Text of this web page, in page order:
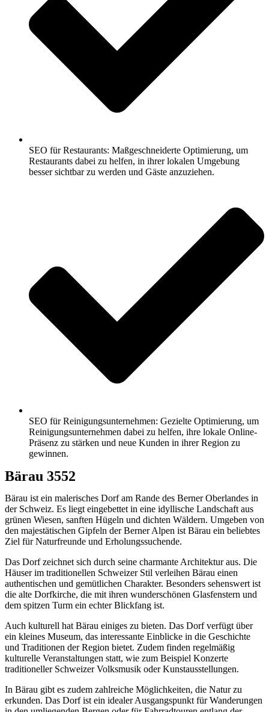
SEO für Restaurants: Maßgeschneiderte Optimierung, um
Restaurants dabei zu helfen, in ihrer lokalen Umgebung
besser sichtbar zu werden und Gäste anzuziehen.
SEO für Reinigungsunternehmen: Gezielte Optimierung, um
Reinigungsunternehmen dabei zu helfen, ihre lokale Online-
Präsenz zu stärken und neue Kunden in ihrer Region zu
gewinnen.
Bärau 3552
Bärau ist ein malerisches Dorf am Rande des Berner Oberlandes in
der Schweiz. Es liegt eingebettet in eine idyllische Landschaft aus
grünen Wiesen, sanften Hügeln und dichten Wäldern. Umgeben von
den majestätischen Gipfeln der Berner Alpen ist Bärau ein beliebtes
Ziel für Naturfreunde und Erholungssuchende.
Das Dorf zeichnet sich durch seine charmante Architektur aus. Die
Häuser im traditionellen Schweizer Stil verleihen Bärau einen
authentischen und gemütlichen Charakter. Besonders sehenswert ist
die alte Dorfkirche, die mit ihren wunderschönen Glasfenstern und
dem spitzen Turm ein echter Blickfang ist.
Auch kulturell hat Bärau einiges zu bieten. Das Dorf verfügt über
ein kleines Museum, das interessante Einblicke in die Geschichte
und Traditionen der Region bietet. Zudem finden regelmäßig
kulturelle Veranstaltungen statt, wie zum Beispiel Konzerte
traditioneller Schweizer Volksmusik oder Kunstausstellungen.
In Bärau gibt es zudem zahlreiche Möglichkeiten, die Natur zu
erkunden. Das Dorf ist ein idealer Ausgangspunkt für Wanderungen